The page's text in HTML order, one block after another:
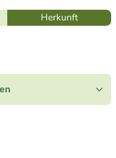
Herkunft